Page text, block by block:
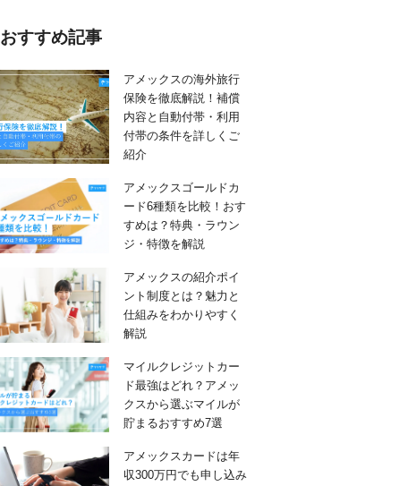
おすすめ記事
アメックスの海外旅行
保険を徹底解説！補償
内容と自動付帯・利用
付帯の条件を詳しくご
紹介
アメックスゴールドカ
ード6種類を比較！おす
すめは？特典・ラウン
ジ・特徴を解説
アメックスの紹介ポイ
ント制度とは？魅力と
仕組みをわかりやすく
解説
マイルクレジットカー
ド最強はどれ？アメッ
クスから選ぶマイルが
貯まるおすすめ7選
アメックスカードは年
収300万円でも申し込み